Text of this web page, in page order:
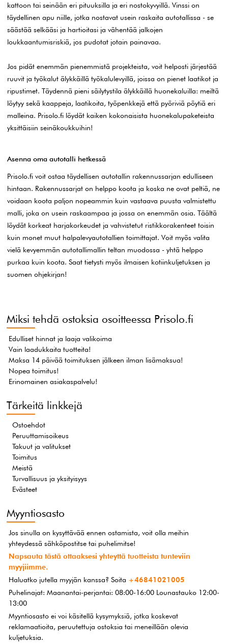
kattoon tai seinään eri pituuksilla ja eri nostokyvyillä. Vinssi on
täydellinen apu niille, jotka nostavat usein raskaita autotallissa - se
säästää selkääsi ja hartioitasi ja vähentää jalkojen
loukkaantumisriskiä, jos pudotat jotain painavaa.
Jos pidät enemmän pienemmistä projekteista, voit helposti järjestää
ruuvit ja työkalut älykkäillä työkalulevyillä, joissa on pienet laatikot ja
ripustimet. Täydennä pieni säilytystila älykkäillä huonekaluilla: meiltä
löytyy sekä kaappeja, laatikoita, työpenkkejä että pyöriviä pöytiä eri
malleina. Prisolo.fi löydät kaiken kokonaisista huonekalupaketeista
yksittäisiin seinäkoukkuihin!
Asenna oma autotalli hetkessä
Prisolo.fi voit ostaa täydellisen autotallin rakennussarjan edulliseen
hintaan. Rakennussarjat on helppo koota ja koska ne ovat peltiä, ne
voidaan koota paljon nopeammin kuin vastaava puusta valmistettu
malli, joka on usein raskaampaa ja jossa on enemmän osia. Täältä
löydät korkeat harjakorkeudet ja vahvistetut ristikkorakenteet toisin
kuin monet muut halpalevyautotallien toimittajat. Voit myös valita
vielä kevyemmän autotallimallin teltan muodossa - yhtä helppo
purkaa kuin koota. Saat tietysti myös ilmaisen kotiinkuljetuksen ja
suomen ohjekirjan!
Miksi tehdä ostoksia osoitteessa Prisolo.fi
Edulliset hinnat ja laaja valikoima
Vain laadukkaita tuotteita!
Maksa 14 päivää toimituksen jälkeen ilman lisämaksua!
Nopea toimitus!
Erinomainen asiakaspalvelu!
Tärkeitä linkkejä
Ostoehdot
Peruuttamisoikeus
Takuut ja valitukset
Toimitus
Meistä
Turvallisuus ja yksityisyys
Evästeet
Myyntiosasto
Jos sinulla on kysyttävää ennen ostamista, voit olla meihin
yhteydessä sähköpostitse tai puhelimitse!
Napsauta tästä ottaaksesi yhteyttä tuotteista tunteviin
myyjiimme.
Haluatko jutella myyjän kanssa? Soita +46841021005
Puhelinajat: Maanantai-perjantai: 08:00-16:00 Lounastauko 12:00-
13:00
Myyntiosasto ei voi käsitellä kysymyksiä, jotka koskevat
reklamaatioita, peruutettuja ostoksia tai meneillään olevia
kuljetuksia.